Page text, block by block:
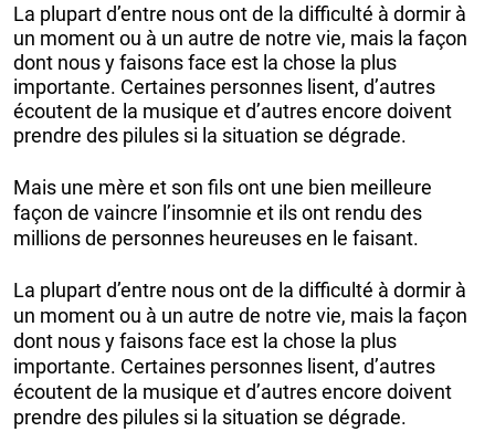
La plupart d’entre nous ont de la difficulté à dormir à
un moment ou à un autre de notre vie, mais la façon
dont nous y faisons face est la chose la plus
importante. Certaines personnes lisent, d’autres
écoutent de la musique et d’autres encore doivent
prendre des pilules si la situation se dégrade.
Mais une mère et son fils ont une bien meilleure
façon de vaincre l’insomnie et ils ont rendu des
millions de personnes heureuses en le faisant.
La plupart d’entre nous ont de la difficulté à dormir à
un moment ou à un autre de notre vie, mais la façon
dont nous y faisons face est la chose la plus
importante. Certaines personnes lisent, d’autres
écoutent de la musique et d’autres encore doivent
prendre des pilules si la situation se dégrade.